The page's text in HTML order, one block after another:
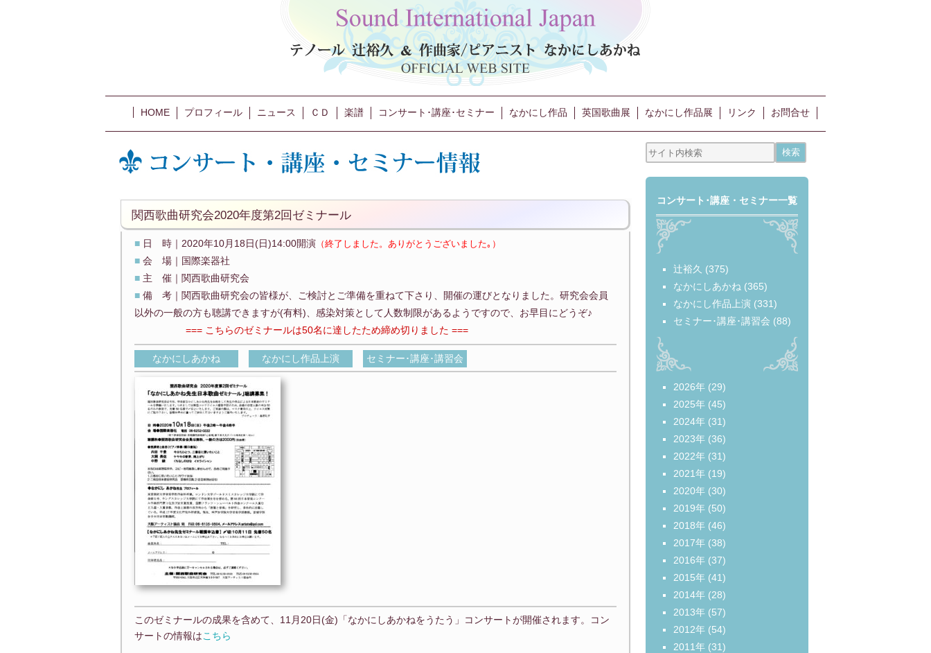
HOME プロフィール ニュース ＣＤ 楽譜 コンサート･講座･セミナー なかにし作品 英国歌曲展 なかにし作品展 リンク お問合せ
関西歌曲研究会2020年度第2回ゼミナール
■ 日 時｜2020年10月18日(日)14:00開演 （終了しました。ありがとうございました｡）
■ 会 場｜国際楽器社
■ 主 催｜関西歌曲研究会
■ 備 考｜関西歌曲研究会の皆様が、ご検討とご準備を重ねて下さり、開催の運びとなりました。研究会会員
以外の一般の方も聴講できますが(有料)、感染対策として人数制限があるようですので、お早目にどうぞ♪
=== こちらのゼミナールは50名に達したため締め切りました ===
なかにしあかね なかにし作品上演 セミナー･講座･講習会
このゼミナールの成果を含めて、11月20日(金)「なかにしあかねをうたう」コンサートが開催されます。コン
サートの情報はこちら
コンサート･講座・セミナー一覧
辻裕久 (375)
なかにしあかね (365)
なかにし作品上演 (331)
セミナー･講座･講習会 (88)
2026年 (29)
2025年 (45)
2024年 (31)
2023年 (36)
2022年 (31)
2021年 (19)
2020年 (30)
2019年 (50)
2018年 (46)
2017年 (38)
2016年 (37)
2015年 (41)
2014年 (28)
2013年 (57)
2012年 (54)
2011年 (31)